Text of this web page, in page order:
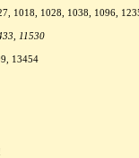
1018, 1028, 1038, 1096,
11530
13454